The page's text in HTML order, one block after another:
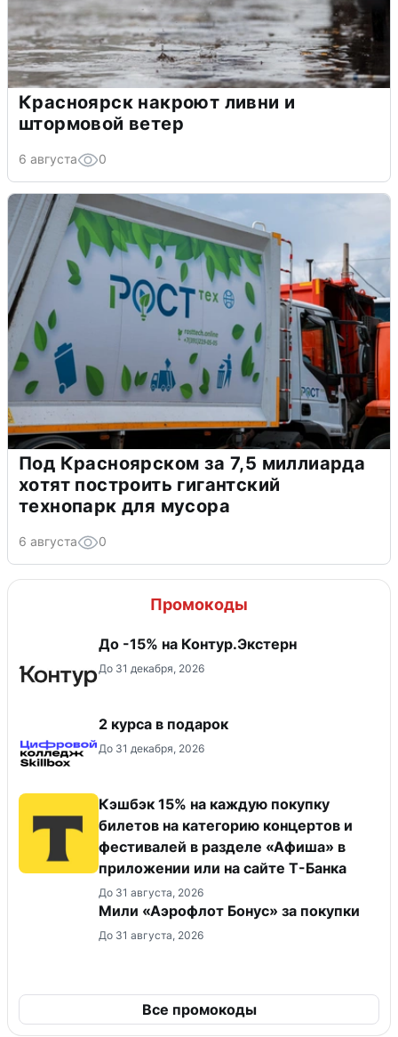
Красноярск накроют ливни и
штормовой ветер
6 августа 0
Под Красноярском за 7,5 миллиарда
хотят построить гигантский
технопарк для мусора
6 августа 0
Промокоды
До -15% на Контур.Экстерн
До 31 декабря, 2026
2 курса в подарок
До 31 декабря, 2026
Кэшбэк 15% на каждую покупку
билетов на категорию концертов и
фестивалей в разделе «Афиша» в
приложении или на сайте Т-Банка
До 31 августа, 2026
Мили «Аэрофлот Бонус» за покупки
До 31 августа, 2026
Все промокоды